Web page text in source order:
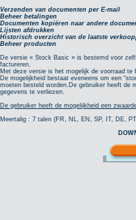
Verzenden van documenten per E-mail
Beheer betalingen
Documenten kopiëren naar andere
Lijsten afdrukken
Historisch overzicht van de laatste
Beheer producten
De versie « Stock Basic » is bestemd voor
factureren.
Met deze versie is het mogelijk de voorraad te
De mogelijkheid bestaat eveneens om een
moeten besteld worden.De gebruiker heeft de
gegevens te verliezen.
De gebruiker heeft de mogelijkheid een
Meertalig : 7 talen (FR, NL, EN, SP, IT, DE,